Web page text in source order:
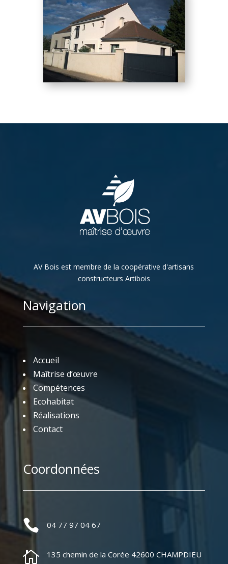
AV Bois est membre de la coopérative d'artisans
constructeurs Artibois
Navigation
Accueil
Maîtrise d’œuvre
Compétences
Ecohabitat
Réalisations
Contact
Coordonnées
 04 77 97 04 67
 135 chemin de la Corée 42600 CHAMPDIEU